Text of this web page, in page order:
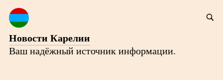
Новости Карелии
Ваш надёжный источник информации.